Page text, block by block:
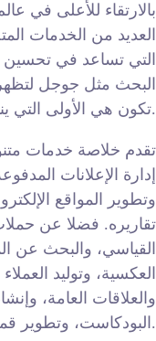
بالارتقاء للأعلى في
العديد من الخدمات
البحث مثل جوجل لتظهر
تكون هي الأولى التي ينتقل إليها العملاء المحتملين.
إدارة الإعلانات
وتطوير المواقع
تقاريره. فضلا عن
القياسي، والبحث عن
العكسية، وتوليد
والعلاقات العامة،
البودكاست، وتطوير قمع المبيعات، والروابط العضوية.